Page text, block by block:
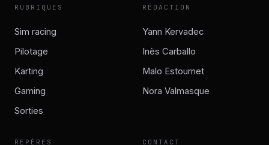
RUBRIQUES
Sim racing
Pilotage
Karting
Gaming
Sorties
RÉDACTION
Yann Kervadec
Inès Carballo
Malo Estournet
Nora Valmasque
REPÈRES CONTACT